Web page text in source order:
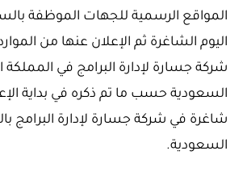
المواقع الرسمية للجهات الموظفة
اليوم الشاغرة ثم الإعلان عنها من
شركة جسارة لإدارة البرامج في المملكة
السعودية حسب ما تم ذكره في بداية
شاغرة في شركة جسارة لإدارة البرامج
السعودية.